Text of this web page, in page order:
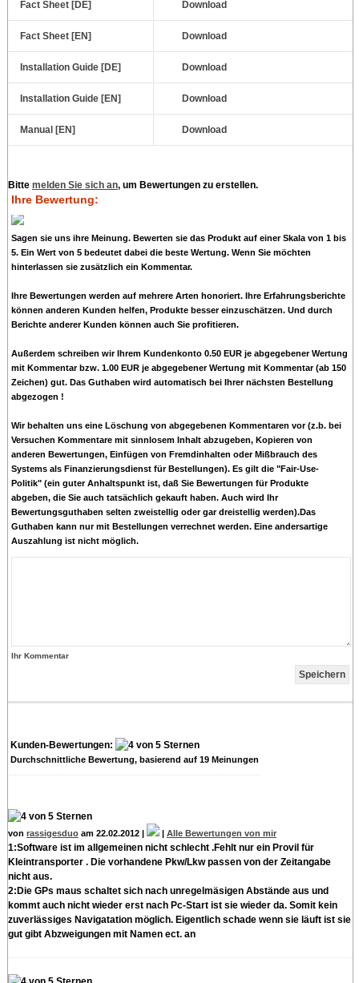
Fact Sheet [DE] Download
Fact Sheet [EN] Download
Installation Guide [DE] Download
Installation Guide [EN] Download
Manual [EN] Download
Bitte melden Sie sich an, um Bewertungen zu erstellen.
Ihre Bewertung:
Sagen sie uns ihre Meinung. Bewerten sie das Produkt auf einer Skala von 1 bis
5. Ein Wert von 5 bedeutet dabei die beste Wertung. Wenn Sie möchten
hinterlassen sie zusätzlich ein Kommentar.
Ihre Bewertungen werden auf mehrere Arten honoriert. Ihre Erfahrungsberichte
können anderen Kunden helfen, Produkte besser einzuschätzen. Und durch
Berichte anderer Kunden können auch Sie profitieren.
Außerdem schreiben wir Ihrem Kundenkonto0.50 EUR je abgegebener Wertung
mit Kommentar bzw.1.00 EUR je abgegebener Wertung mit Kommentar (ab 150
Zeichen) gut. Das Guthaben wird automatisch bei Ihrer nächsten Bestellung
abgezogen !
Wir behalten uns eine Löschung von abgegebenen Kommentaren vor (z.b. bei
Versuchen Kommentare mit sinnlosem Inhalt abzugeben, Kopieren von
anderen Bewertungen, Einfügen von Fremdinhalten oder Mißbrauch des
Systems als Finanzierungsdienst für Bestellungen). Es gilt die "Fair-Use-
Politik" (ein guter Anhaltspunkt ist, daß Sie Bewertungen für Produkte
abgeben, die Sie auch tatsächlich gekauft haben. Auch wird Ihr
Bewertungsguthaben selten zweistellig oder gar dreistellig werden).Das
Guthaben kann nur mit Bestellungen verrechnet werden. Eine andersartige
Auszahlung ist nicht möglich.
Ihr Kommentar
Kunden-Bewertungen:
Durchschnittliche Bewertung, basierend auf 19Meinungen
von rassigesduoam 22.02.2012 | | Alle Bewertungen von mir
1:Software ist im allgemeinen nicht schlecht .Fehlt nur ein Provil für
Kleintransporter . Die vorhandene Pkw/Lkw passen von der Zeitangabe
nicht aus.
2:Die GPs maus schaltet sich nach unregelmäsigen Abstände aus und
kommt auch nicht wieder erst nach Pc-Start ist sie wieder da. Somit kein
zuverlässiges Navigatation möglich. Eigentlich schade wenn sie läuft ist sie
gut gibt Abzweigungen mit Namen ect. an